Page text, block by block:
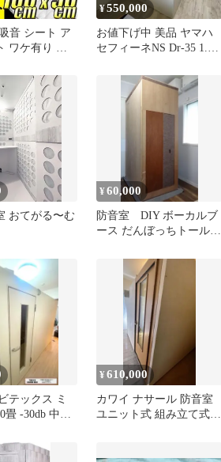
音 シート ア
ワケ有り 早
ト デッドニン
音室 DTM 車
向上 スピー
ート カーオ
ーディオ 音
¥550,000
お値下げ中 美品 ヤマハ
セフィーネNS Dr-35 1.5
おてがる〜む
¥60,000
防音室 DIY ボーカルブ
ース だんぼっちトール内
テックス ミ
畳 -30db 中古
¥610,000
カワイ ナサール 防音室
ユニット式 組み立て式